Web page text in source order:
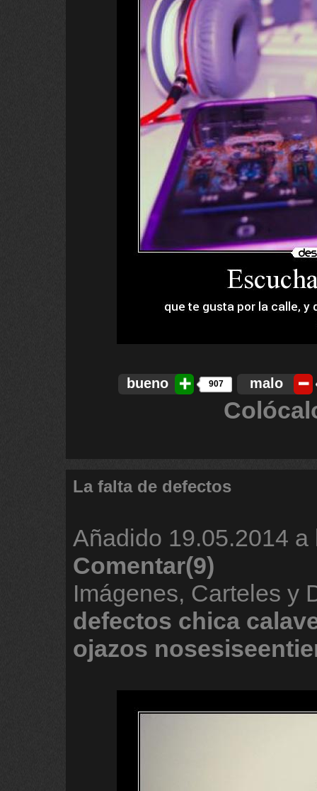
bueno 907 malo
La falta de defectos
Añadido 19.05.2014 a
Comentar(9)
Imágenes, Carteles y
defectos chica
ojazos